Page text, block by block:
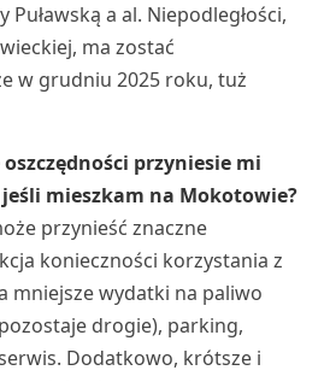
a al. Niepodległości,
ma zostać
w grudniu 2025 roku, tuż
przyniesie mi
mieszkam na Mokotowie?
przynieść znaczne
konieczności korzystania z
mniejsze wydatki na paliwo
drogie), parking,
Dodatkowo, krótsze i